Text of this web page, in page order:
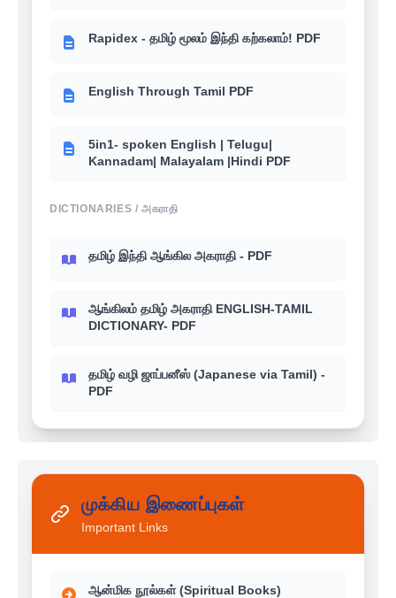
Rapidex - தமிழ் மூலம் இந்தி கற்கலாம்! PDF
English Through Tamil PDF
5in1- spoken English | Telugu|
Kannadam| Malayalam |Hindi PDF
DICTIONARIES / அகராதி
தமிழ் இந்தி ஆங்கில அகராதி - PDF
ஆங்கிலம் தமிழ் அகராதி ENGLISH-TAMIL
DICTIONARY- PDF
தமிழ் வழி ஜாப்பனீஸ் (Japanese via Tamil) -
PDF
முக்கிய இணைப்புகள்
Important Links
ஆன்மிக நூல்கள் (Spiritual Books)